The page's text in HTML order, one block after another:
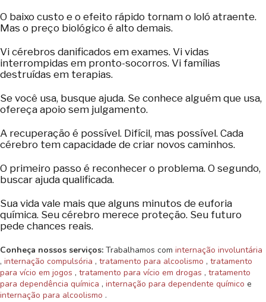
O baixo custo e o efeito rápido tornam o loló atraente.
Mas o preço biológico é alto demais.
Vi cérebros danificados em exames. Vi vidas
interrompidas em pronto-socorros. Vi famílias
destruídas em terapias.
Se você usa, busque ajuda. Se conhece alguém que usa,
ofereça apoio sem julgamento.
A recuperação é possível. Difícil, mas possível. Cada
cérebro tem capacidade de criar novos caminhos.
O primeiro passo é reconhecer o problema. O segundo,
buscar ajuda qualificada.
Sua vida vale mais que alguns minutos de euforia
química. Seu cérebro merece proteção. Seu futuro
pede chances reais.
Conheça nossos serviços: Trabalhamos com internação involuntária
, internação compulsória , tratamento para alcoolismo , tratamento
para vício em jogos , tratamento para vício em drogas , tratamento
para dependência química , internação para dependente químico e
internação para alcoolismo .